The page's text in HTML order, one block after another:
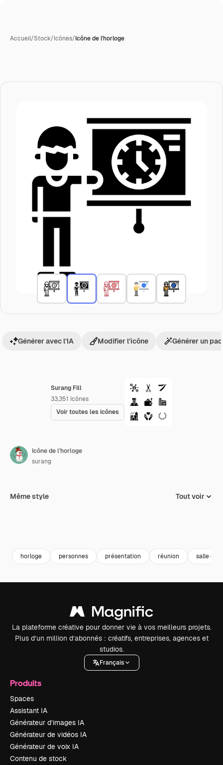
Accueil/Stock/Icônes/Icône de l'horloge
Surang Fill
33,351 Icônes
Voir toutes les icônes
Générer avec l’IA Modifier l’icône Générer un
Icône de l'horloge
surang
Même style Tout voir
horloge personnes présentation réunion salle de
La plateforme créative pour donner vie à vos meilleurs projets.
Plus d’un million d’abonnés : créatifs, entreprises, agences et
studios.
Français
Produits
Spaces
Assistant IA
Générateur d’images IA
Générateur de vidéos IA
Générateur de voix IA
Contenu de stock